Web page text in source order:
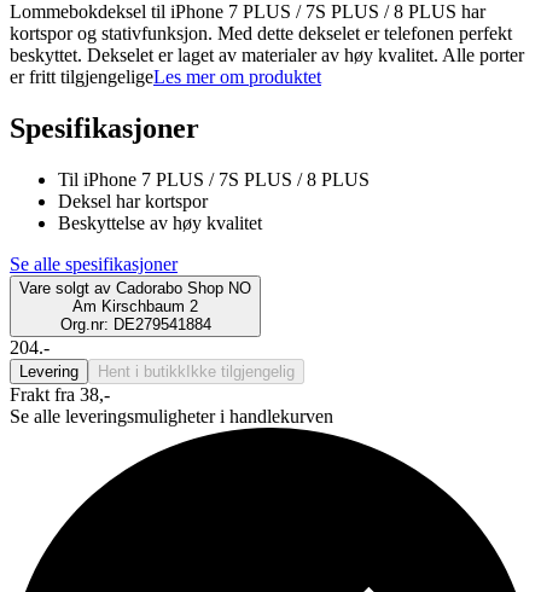
Lommebokdeksel til iPhone 7 PLUS / 7S PLUS / 8 PLUS har
kortspor og stativfunksjon. Med dette dekselet er telefonen perfekt
beskyttet. Dekselet er laget av materialer av høy kvalitet. Alle porter
er fritt tilgjengeligeLes mer om produktet
Spesifikasjoner
Til iPhone 7 PLUS / 7S PLUS / 8 PLUS
Deksel har kortspor
Beskyttelse av høy kvalitet
Se alle spesifikasjoner
Vare solgt av Cadorabo Shop NO
Am Kirschbaum 2
Org.nr: DE279541884
204.-
Levering Hent i butikk Ikke tilgjengelig
Frakt fra 38,-
Se alle leveringsmuligheter i handlekurven